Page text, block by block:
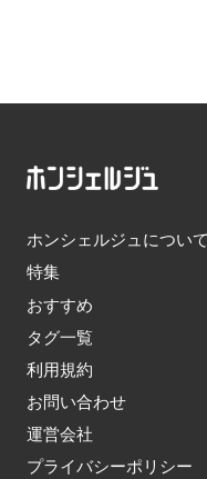
ホンシェルジュについて
特集
おすすめ
タグ一覧
利用規約
お問い合わせ
運営会社
プライバシーポリシー